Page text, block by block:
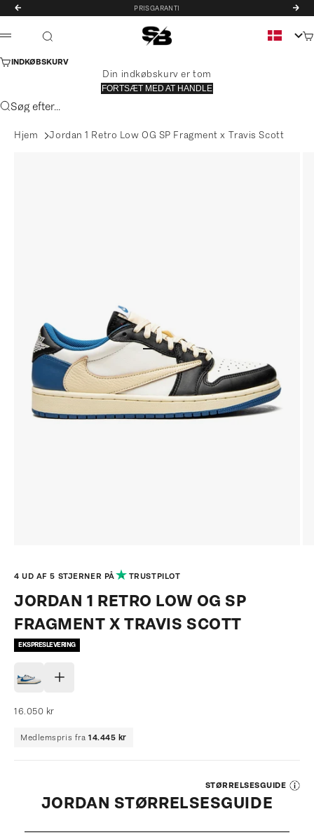
Spring til indhold
FORRIGE PRISGARANTI
STREET BILL®
Søg
INDKØBSKURV
Din indkøbskurv er tom
FORTSÆT MED AT HANDLE
Søg efter...
Hjem
Jordan 1 Retro Low OG SP Fragment x Travis Scott
GÅ TIL ELEMENT 1
GÅ TIL ELEMENT 2
GÅ TIL ELEMENT 3
GÅ TIL ELEMENT 4
4 UD AF 5 STJERNER PÅ TRUSTPILOT
JORDAN 1 RETRO LOW OG SP
FRAGMENT X TRAVIS SCOTT
EKSPRESLEVERING
Salgspris
16.050 kr
Medlemspris fra 14.445 kr
STØRRELSESGUIDE
JORDAN STØRRELSESGUIDE